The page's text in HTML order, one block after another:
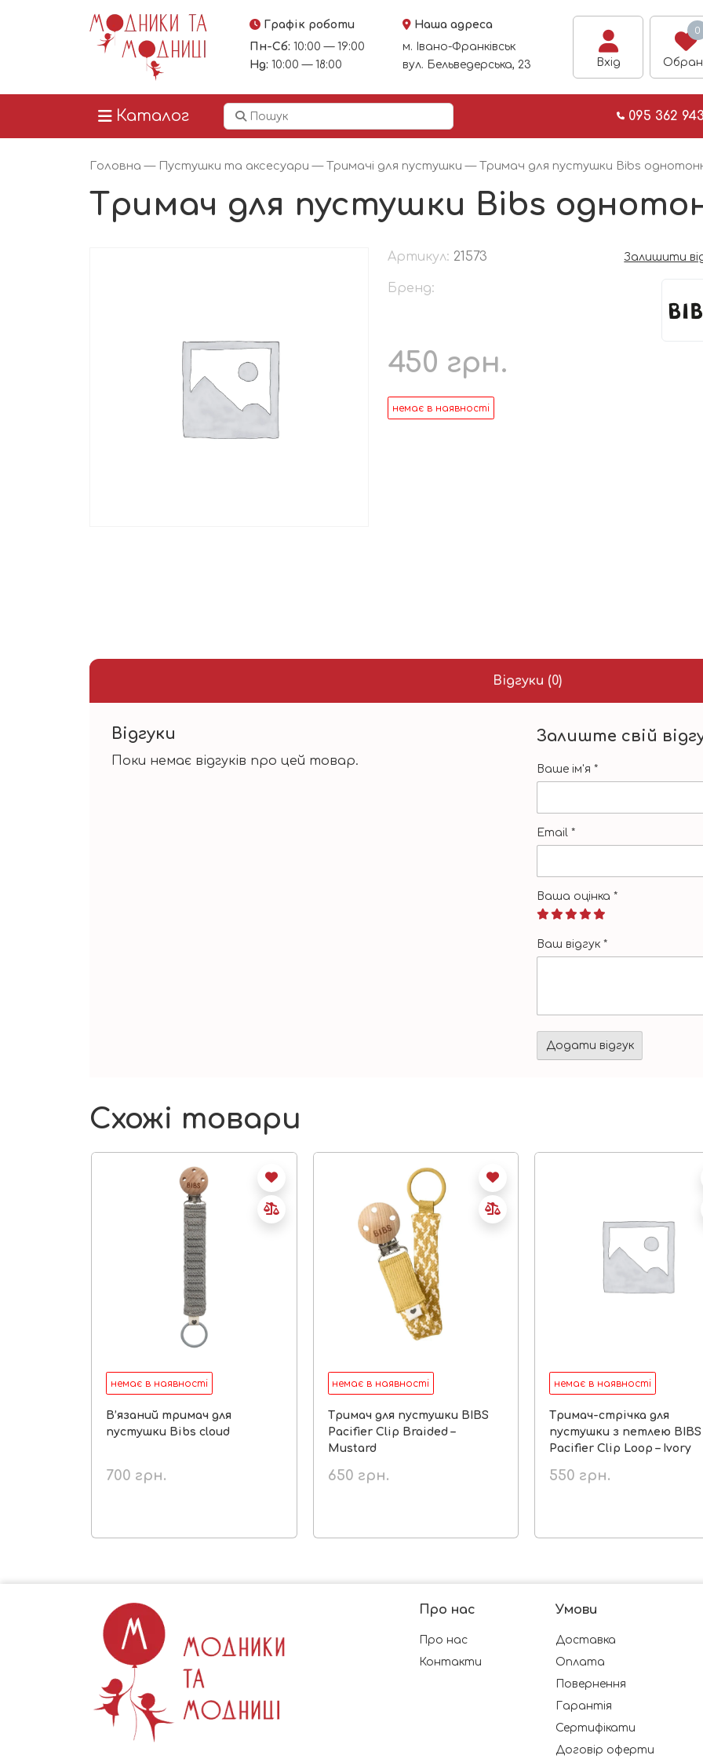
Графік роботи
Пн-Сб: 10:00 — 19:00
Нд: 10:00 — 18:00
Наша адреса
м. Івано-Франківськ
вул. Бельведерська, 23
Вхід
0
Каталог 095 362
Головна — Пустушки та аксесуари —Тримачі для пустушки — Тримач для пустушки Bibs
Тримач для пустушки Bibs
Артикул: 21573 Залишити
Бренд:
450 грн.
немає в наявності
Відгуки (0)
Відгуки
Поки немає відгуків про цей товар.
Залиште свій
Ваше ім'я *
Email *
Ваша оцінка *
Ваш відгук *
Схожі товари
немає в наявності
В’язаний тримач для
пустушки Bibs cloud
700 грн.
немає в наявності
Тримач для пустушки BIBS
Pacifier Clip Braided –
Mustard
650 грн.
немає в наявності
Тримач-стрічка для
пустушки з петлею BIBS
Pacifier Clip Loop – Ivory
550 грн.
Про нас
Про нас
Контакти
Умови
Доставка
Оплата
Повернення
Гарантія
Сертифікати
Договір оферти